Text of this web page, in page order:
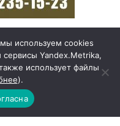
футболистов
страну
используем cookies
Yandex.Metrika,
использует файлы
).